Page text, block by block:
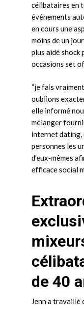
célibataires en
événements
en cours une
moins de un
plus aidé
occasions set
“je fais
oublions
elle informé
mélanger
internet dating,
personnes les
d’eux-mêmes
efficace social
de 40
Jenn a travaillé